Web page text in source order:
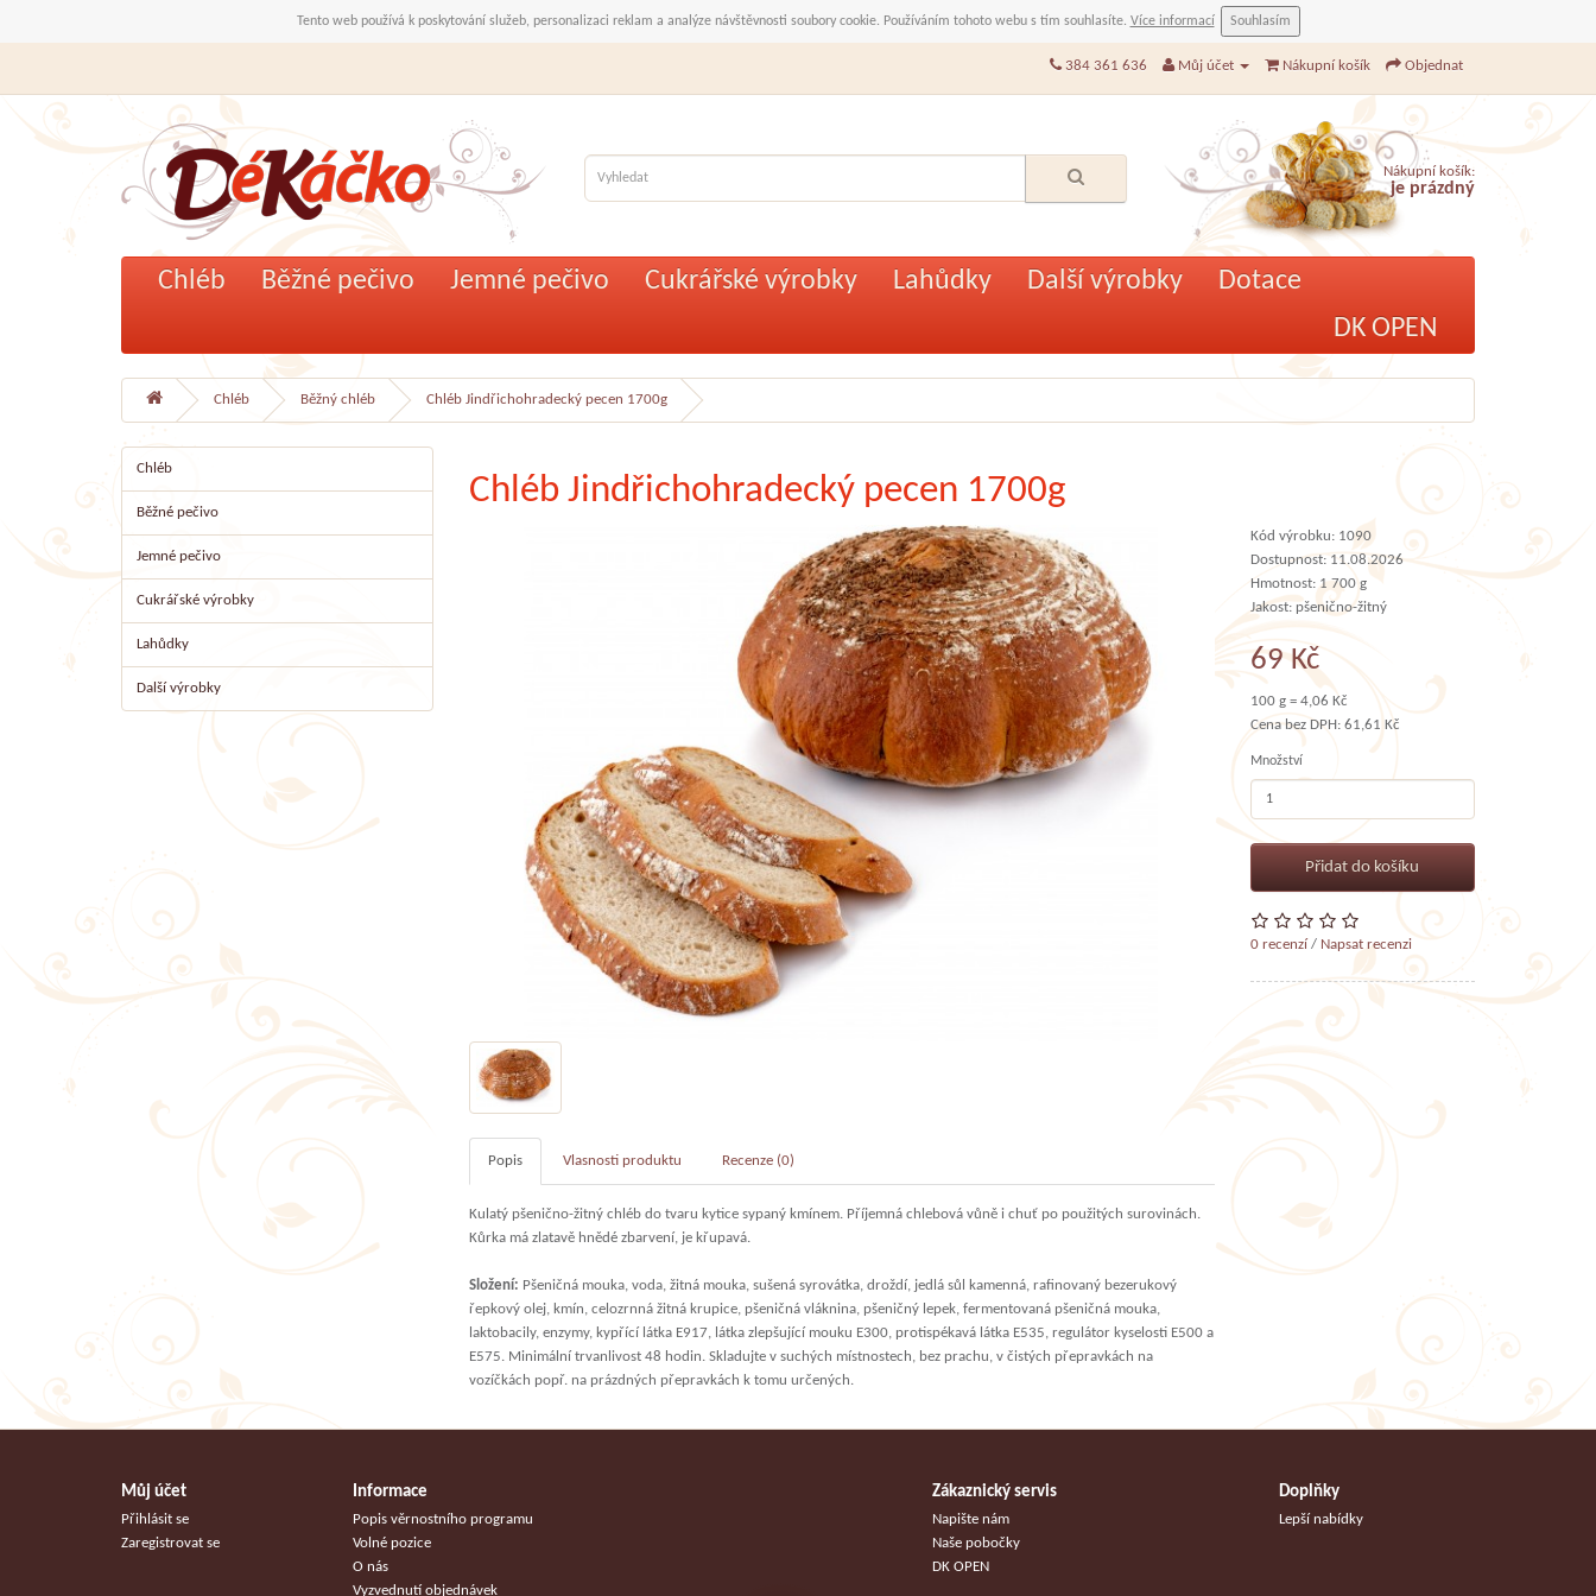
Tento web používá k poskytování služeb, personalizaci reklam a analýze návštěvnosti soubory cookie. Používáním tohoto webu s tím souhlasíte. Více informací Souhlasím
384 361 636 Můj účet Nákupní košík Objednat
Nákupní košík:
je prázdný
Chléb Běžné pečivo Jemné pečivo Cukrářské výrobky Lahůdky Další výrobky
Dotace
DK OPEN
Chléb Běžný chléb Chléb Jindřichohradecký pecen 1700g
Chléb
Běžné pečivo
Jemné pečivo
Cukrářské výrobky
Lahůdky
Další výrobky
Chléb Jindřichohradecký pecen 1700g
Popis Vlasnosti produktu Recenze (0)
Kulatý pšenično-žitný chléb do tvaru kytice sypaný kmínem. Příjemná chlebová vůně i chuť po použitých surovinách.
Kůrka má zlatavě hnědé zbarvení, je křupavá.
Složení: Pšeničná mouka, voda, žitná mouka, sušená syrovátka, droždí, jedlá sůl kamenná, rafinovaný bezerukový
řepkový olej, kmín, celozrnná žitná krupice, pšeničná vláknina, pšeničný lepek, fermentovaná pšeničná mouka,
laktobacily, enzymy, kypřící látka E917, látka zlepšující mouku E300, protispékavá látka E535, regulátor kyselosti E500 a
E575. Minimální trvanlivost 48 hodin. Skladujte v suchých místnostech, bez prachu, v čistých přepravkách na
vozíčkách popř. na prázdných přepravkách k tomu určených.
Kód výrobku: 1090
Dostupnost: 11.08.2026
Hmotnost: 1 700 g
Jakost: pšenično-žitný
69 Kč
100 g = 4,06 Kč
Cena bez DPH: 61,61 Kč
Množství
Přidat do košíku
0 recenzí/ Napsat recenzi
Můj účet
Přihlásit se
Zaregistrovat se
Informace
Popis věrnostního programu
Volné pozice
O nás
Vyzvednutí objednávek
Zákaznický servis
Napište nám
Naše pobočky
DK OPEN
Doplňky
Lepší nabídky